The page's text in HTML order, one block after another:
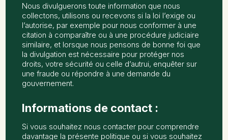
Nous divulguerons toute information que nous
collectons, utilisons ou recevons si la loi l’exige ou
l’autorise, par exemple pour nous conformer à une
citation à comparaître ou à une procédure judiciaire
similaire, et lorsque nous pensons de bonne foi que
la divulgation est nécessaire pour protéger nos
droits, votre sécurité ou celle d’autrui, enquêter sur
une fraude ou répondre à une demande du
gouvernement.
Informations de contact :
Si vous souhaitez nous contacter pour comprendre
davantage la présente politique ou si vous souhaitez